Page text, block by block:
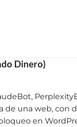
Dinero)
de una web, con
en